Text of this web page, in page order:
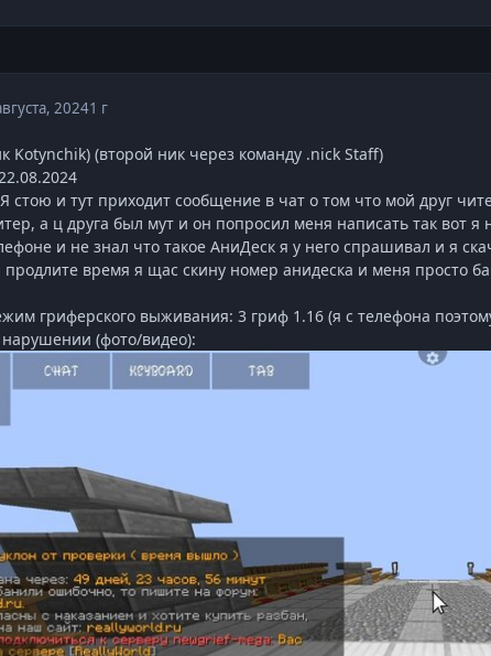
20241 г
Kotynchik) (второй ник через команду .nick Staff)
стою и тут приходит сообщение в чат о том что мой друг
а ц друга был мут и он попросил меня написать так вот
и не знал что такое АниДеск я у него спрашивал и я
продлите время я щас скину номер анидеска и меня просто
гриферского выживания: 3 гриф 1.16 (я с телефона
нарушении (фото/видео):